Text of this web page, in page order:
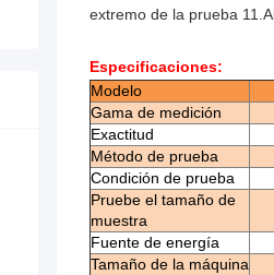
extremo de la prueba
Especificaciones:
Modelo
Gama de medición
Exactitud
Método de prueba
Condición de prueba
Pruebe el tamaño de
muestra
Fuente de energía
Tamaño de la máquina